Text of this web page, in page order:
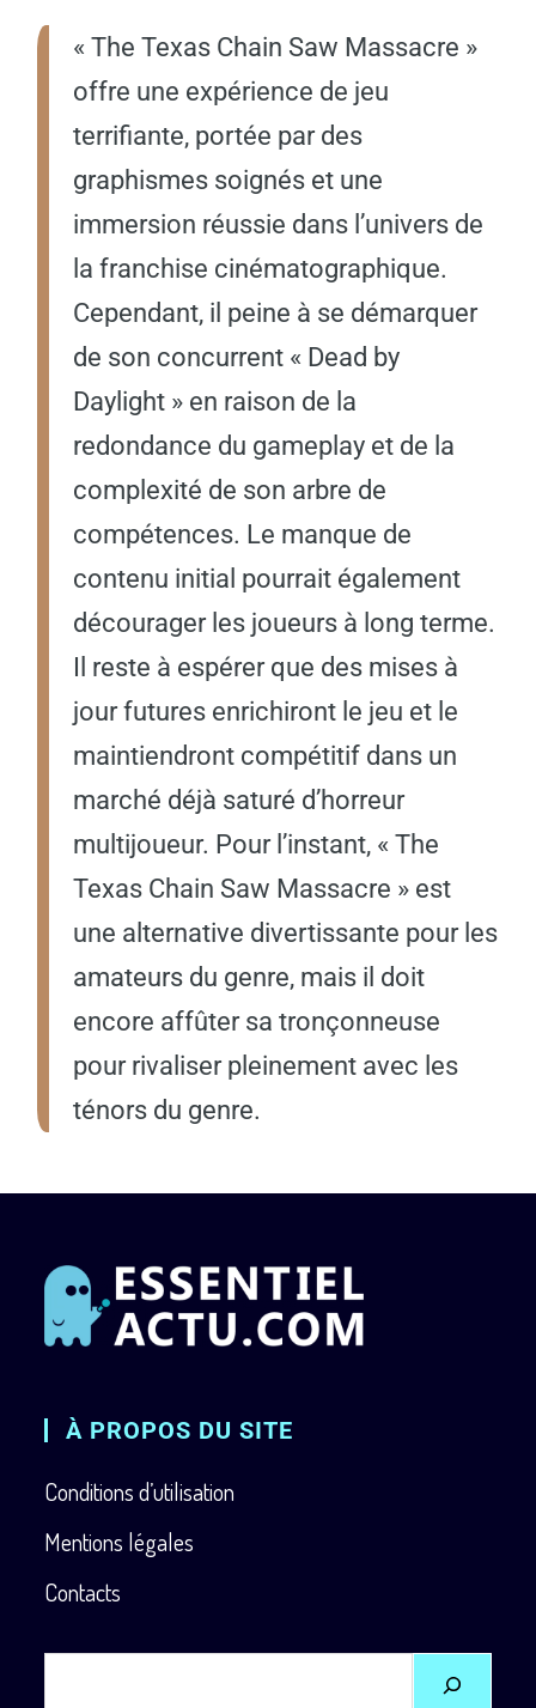
« The Texas Chain Saw Massacre »
offre une expérience de jeu
terrifiante, portée par des
graphismes soignés et une
immersion réussie dans l’univers de
la franchise cinématographique.
Cependant, il peine à se démarquer
de son concurrent « Dead by
Daylight » en raison de la
redondance du gameplay et de la
complexité de son arbre de
compétences. Le manque de
contenu initial pourrait également
décourager les joueurs à long terme.
Il reste à espérer que des mises à
jour futures enrichiront le jeu et le
maintiendront compétitif dans un
marché déjà saturé d’horreur
multijoueur. Pour l’instant, « The
Texas Chain Saw Massacre » est
une alternative divertissante pour les
amateurs du genre, mais il doit
encore affûter sa tronçonneuse
pour rivaliser pleinement avec les
ténors du genre.
À PROPOS DU SITE
Conditions d’utilisation
Mentions légales
Contacts